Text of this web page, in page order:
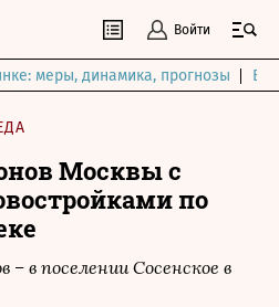
Войти
меры, динамика, прогнозы
Москвы с
по
– в поселении Сосенское в